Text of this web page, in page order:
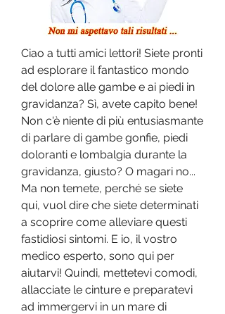
Ciao a tutti amici lettori! Siete pronti
ad esplorare il fantastico mondo
del dolore alle gambe e ai piedi in
gravidanza? Sì, avete capito bene!
Non c'è niente di più entusiasmante
di parlare di gambe gonfie, piedi
doloranti e lombalgia durante la
gravidanza, giusto? O magari no...
Ma non temete, perché se siete
qui, vuol dire che siete determinati
a scoprire come alleviare questi
fastidiosi sintomi. E io, il vostro
medico esperto, sono qui per
aiutarvi! Quindi, mettetevi comodi,
allacciate le cinture e preparatevi
ad immergervi in un mare di